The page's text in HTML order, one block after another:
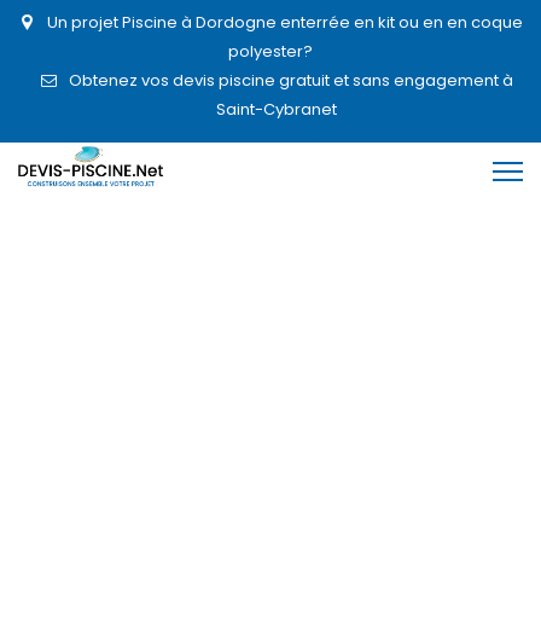
Un projet Piscine à Dordogne enterrée en kit ou en en coque
polyester?
Obtenez vos devis piscine gratuit et sans engagement à
Saint-Cybranet